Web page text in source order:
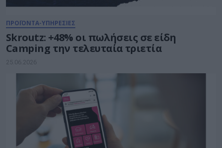
ΠΡΟΪΟΝΤΑ-ΥΠΗΡΕΣΙΕΣ
Skroutz: +48% οι πωλήσεις σε είδη
Camping την τελευταία τριετία
25.06.2026